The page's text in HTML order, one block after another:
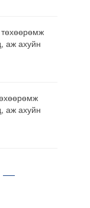
аж ахуйн
аж ахуйн